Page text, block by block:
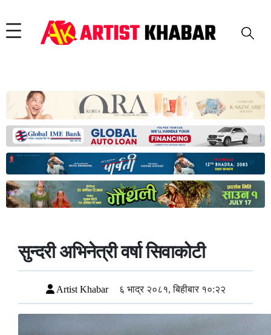
सुन्दरी अभिनेत्री वर्षा सिवाकोटी
Artist Khabar ६ भाद्र २०८१, बिहीबार १०:२२